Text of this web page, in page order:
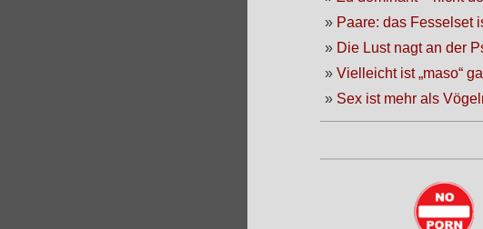
» Paare: das Fesselset
» Die Lust nagt an der
» Vielleicht ist „maso“
» Sex ist mehr als